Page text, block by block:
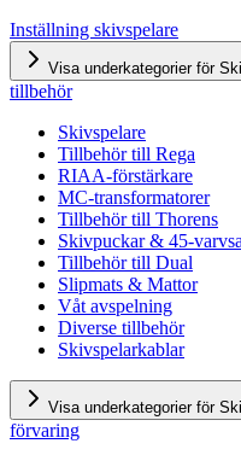
Inställning skivspelare
Visa underkategorier för
tillbehör
Skivspelare
Tillbehör till Rega
RIAA-förstärkare
MC-transformatorer
Tillbehör till Thorens
Skivpuckar & 45-
Tillbehör till Dual
Slipmats & Mattor
Våt avspelning
Diverse tillbehör
Skivspelarkablar
Visa underkategorier för
förvaring